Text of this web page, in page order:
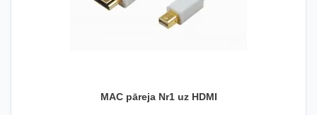
MAC pāreja Nr1 uz HDMI